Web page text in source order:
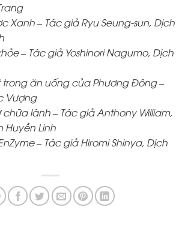
Xanh – Tác giả Ryu Seung-sun, Dịch
– Tác giả Yoshinori Nagumo, Dịch
trong ăn uống của Phương Đông –
Vượng
lành – Tác giả Anthony William,
Huyền Linh
– Tác giả Hiromi Shinya, Dịch